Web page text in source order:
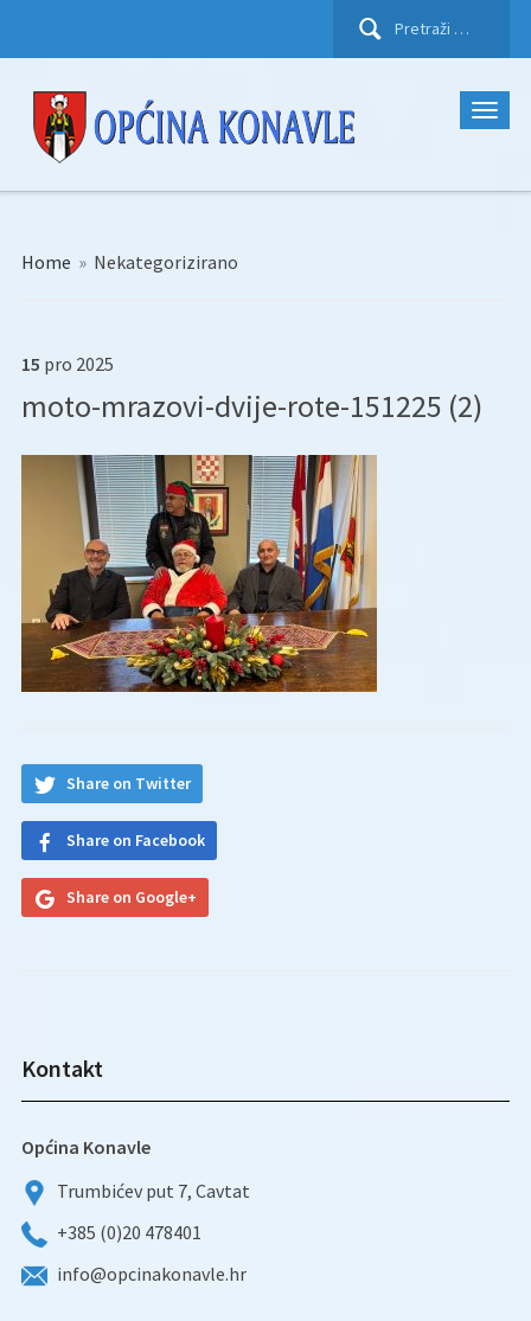
Pretraži:
Home » Nekategorizirano
15 pro 2025
moto-mrazovi-dvije-rote-151225 (2)
Share on Twitter
Share on Facebook
Share on Google+
Kontakt
Općina Konavle
Trumbićev put 7, Cavtat
+385 (0)20 478401
info@opcinakonavle.hr